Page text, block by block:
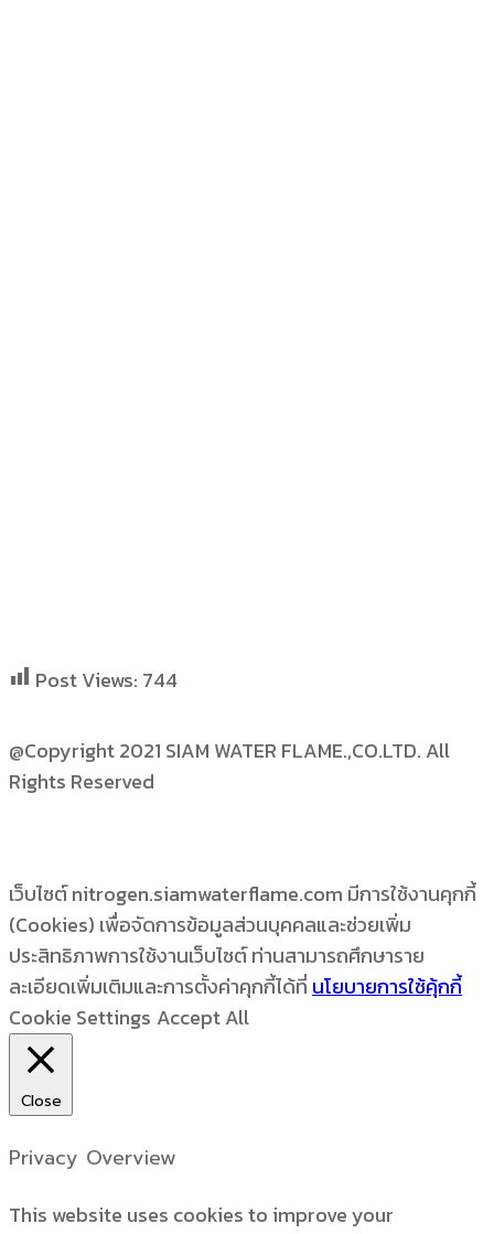
Post Views: 744
@Copyright 2021 SIAM WATER FLAME.,CO.LTD. All
Rights Reserved
เว็บไซต์ nitrogen.siamwaterflame.com มีการใช้งานคุกกี้
(Cookies) เพื่อจัดการข้อมูลส่วนบุคคลและช่วยเพิ่ม
ประสิทธิภาพการใช้งานเว็บไซต์ ท่านสามารถศึกษาราย
ละเอียดเพิ่มเติมและการตั้งค่าคุกกี้ได้ที่ นโยบายการใช้คุ้กกี้
Cookie Settings Accept All
Close
Privacy Overview
This website uses cookies to improve your